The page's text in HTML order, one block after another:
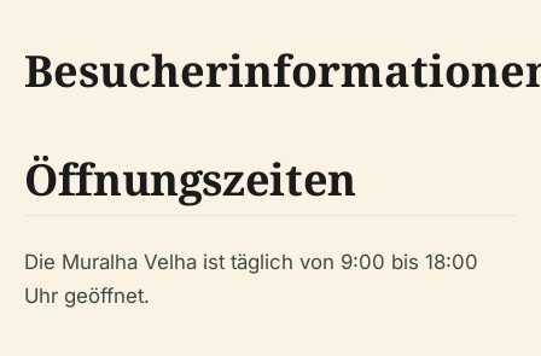
Öffnungszeiten
Die Muralha Velha ist täglich von 9:00 bis 18:00
Uhr geöffnet.